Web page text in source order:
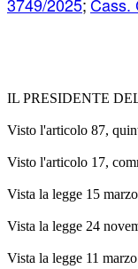
IL PRESIDENTE
Visto l'articolo 87,
Visto l'articolo 17,
Vista la legge 15
Vista la legge 24
Vista la legge 11